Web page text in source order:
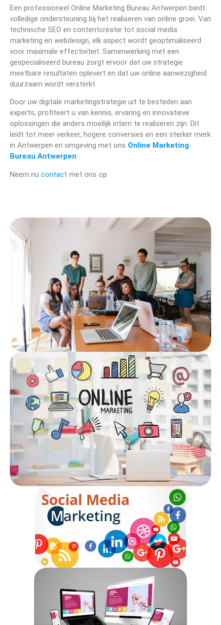
Een professioneel Online Marketing Bureau Antwerpen biedt
volledige ondersteuning bij het realiseren van online groei. Van
technische SEO en contentcreatie tot social media
marketing en webdesign, elk aspect wordt geoptimaliseerd
voor maximale effectiviteit. Samenwerking met een
gespecialiseerd bureau zorgt ervoor dat uw strategie
meetbare resultaten oplevert en dat uw online aanwezigheid
duurzaam wordt versterkt.
Door uw digitale marketingstrategie uit te besteden aan
experts, profiteert u van kennis, ervaring en innovatieve
oplossingen die anders moeilijk intern te realiseren zijn. Dit
leidt tot meer verkeer, hogere conversies en een sterker merk
in Antwerpen en omgeving met ons Online Marketing
Bureau Antwerpen.
Neem nu contact met ons op